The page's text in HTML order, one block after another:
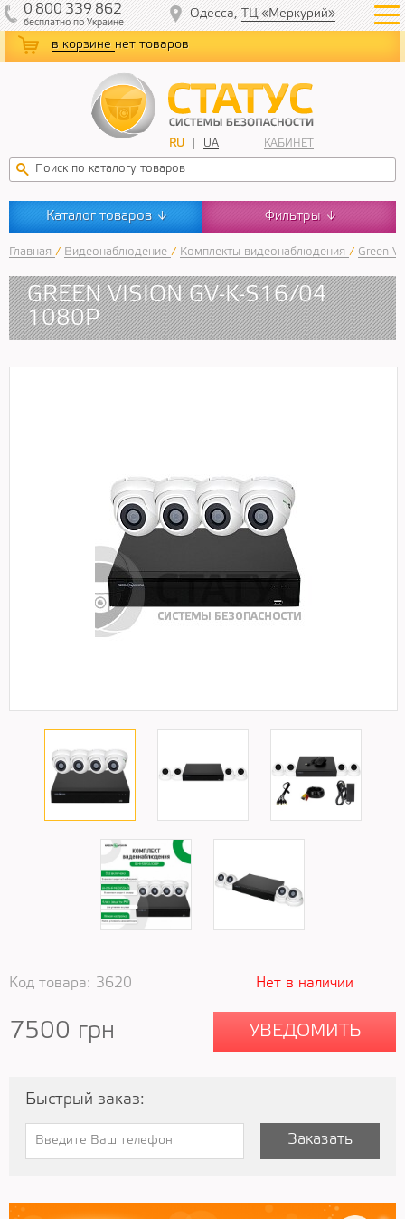
в корзине нет товаров
RU UA КАБИНЕТ
0 800 339 862
бесплатнопо Украине
Одесса, ТЦ «Меркурий»
Каталог товаров ↓ Фильтры ↓
Главная / Видеонаблюдение / Комплекты видеонаблюдения / Green
GREEN VISION GV-K-S16/04
1080P
Код товара: 3620 Нет в наличии
7500 грн УВЕДОМИТЬ
Быстрый заказ:
Заказать